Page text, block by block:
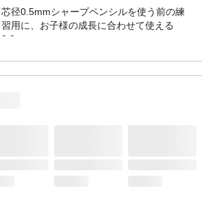
芯径0.5mmシャープペンシルを使う前の練
習用に、お子様の成長に合わせて使える
0.9mm。
ノック部のキャップが外れないので、誤飲